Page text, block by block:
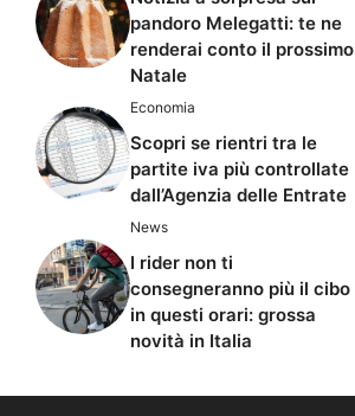
pandoro Melegatti: te ne
renderai conto il prossimo
Natale
Economia
Scopri se rientri tra le
partite iva più controllate
dall’Agenzia delle Entrate
News
I rider non ti
consegneranno più il cibo
in questi orari: grossa
novità in Italia